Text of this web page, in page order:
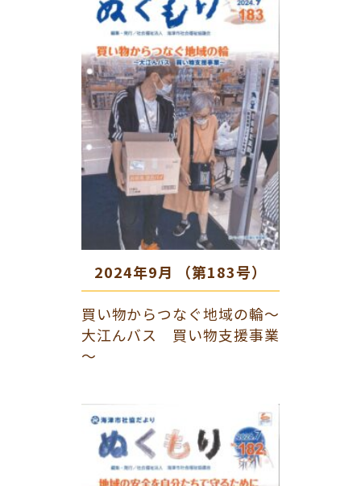
2024年9月 （第183号）
買い物からつなぐ地域の輪～
大江んバス 買い物支援事業
～